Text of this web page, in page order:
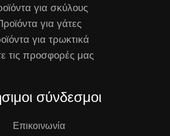
για σκύλους
για γάτες
για τρωκτικά
τις προσφορές μας
σύνδεσμοι
Επικοινωνία